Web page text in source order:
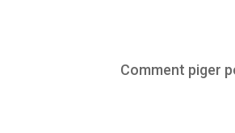
Comment piger